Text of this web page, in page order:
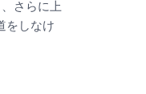
さらに上
をしなけ